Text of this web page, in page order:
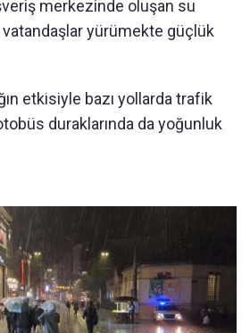
merkezinde oluşan su
yürümekte güçlük
etkisiyle bazı yollarda trafik
duraklarında da yoğunluk